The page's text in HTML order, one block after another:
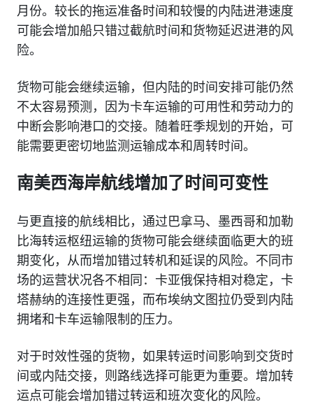
月份。较长的拖运准备时间和较慢的内陆进港速度
可能会增加船只错过截航时间和货物延迟进港的风
险。
货物可能会继续运输，但内陆的时间安排可能仍然
不太容易预测，因为卡车运输的可用性和劳动力的
中断会影响港口的交接。随着旺季规划的开始，可
能需要更密切地监测运输成本和周转时间。
南美西海岸航线增加了时间可变性
与更直接的航线相比，通过巴拿马、墨西哥和加勒
比海转运枢纽运输的货物可能会继续面临更大的班
期变化，从而增加错过转机和延误的风险。不同市
场的运营状况各不相同：卡亚俄保持相对稳定，卡
塔赫纳的连接性更强，而布埃纳文图拉仍受到内陆
拥堵和卡车运输限制的压力。
对于时效性强的货物，如果转运时间影响到交货时
间或内陆交接，则路线选择可能更为重要。增加转
运点可能会增加错过转运和班次变化的风险。